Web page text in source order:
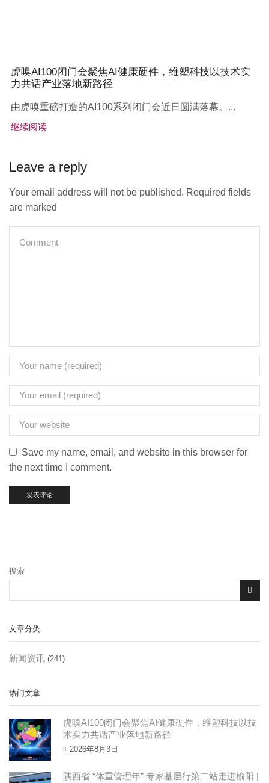
虎嗅AI100闭门会聚焦AI健康硬件，维塑科技以技术实
力共话产业落地新路径
由虎嗅重磅打造的AI100系列闭门会近日圆满落幕。...
继续阅读
Leave a reply
Your email address will not be published. Required fields
are marked
Save my name, email, and website in this browser for
the next time I comment.
搜索
文章分类
新闻资讯 (241)
热门文章
虎嗅AI100闭门会聚焦AI健康硬件，维塑科技以技
术实力共话产业落地新路径
2026年8月3日
陕西省 “体重管理年” 专家基层行第二站走进榆阳 |